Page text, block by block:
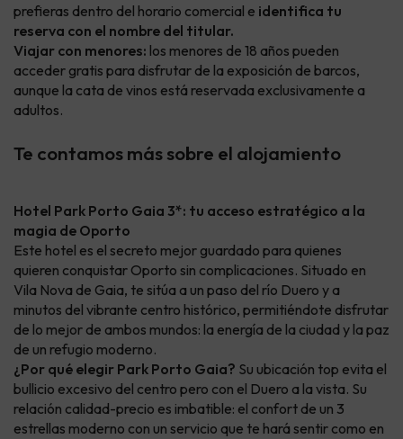
prefieras dentro del horario comercial e identifica tu
reserva con el nombre del titular.
Viajar con menores: los menores de 18 años pueden
acceder gratis para disfrutar de la exposición de barcos,
aunque la cata de vinos está reservada exclusivamente a
adultos.
Te contamos más sobre el alojamiento
Hotel Park Porto Gaia 3*: tu acceso estratégico a la
magia de Oporto
Este hotel es el secreto mejor guardado para quienes
quieren conquistar Oporto sin complicaciones. Situado en
Vila Nova de Gaia, te sitúa a un paso del río Duero y a
minutos del vibrante centro histórico, permitiéndote disfrutar
de lo mejor de ambos mundos: la energía de la ciudad y la paz
de un refugio moderno.
¿Por qué elegir Park Porto Gaia? Su ubicación top evita el
bullicio excesivo del centro pero con el Duero a la vista. Su
relación calidad-precio es imbatible: el confort de un 3
estrellas moderno con un servicio que te hará sentir como en